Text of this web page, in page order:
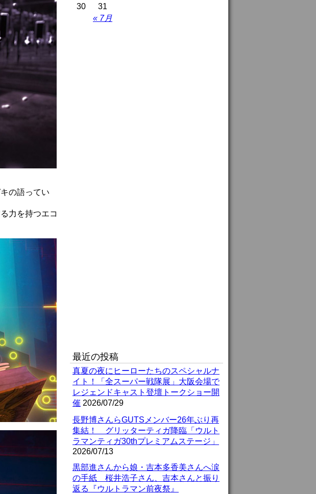
の語ってい
力を持つエコ
« 7月
30
31
最近の投稿
真夏の夜にヒーローたちのスペシャルナ
イト！「全スーパー戦隊展」大阪会場で
レジェンドキャスト登壇トークショー開
催 2026/07/29
長野博さんらGUTSメンバー26年ぶり再
集結！ グリッターティガ降臨「ウルト
ラマンティガ30thプレミアムステージ」
2026/07/13
黒部進さんから娘・吉本多香美さんへ涙
の手紙 桜井浩子さん、吉本さんと振り
返る『ウルトラマン前夜祭』